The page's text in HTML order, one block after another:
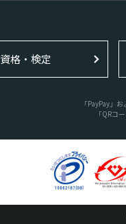
格・検定
「PayPay」
「QRコ